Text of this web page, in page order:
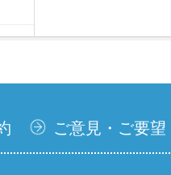
ご意見・ご要望